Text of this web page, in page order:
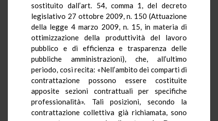
sostituito dall’art. 54, comma 1, del decreto
legislativo 27 ottobre 2009, n. 150 (Attuazione
della legge 4 marzo 2009, n. 15, in materia di
ottimizzazione della produttività del lavoro
pubblico e di efficienza e trasparenza delle
pubbliche amministrazioni), che, all’ultimo
periodo, così recita: «Nell’ambito dei comparti di
contrattazione possono essere costituite
apposite sezioni contrattuali per specifiche
professionalità». Tali posizioni, secondo la
contrattazione collettiva già richiamata, sono